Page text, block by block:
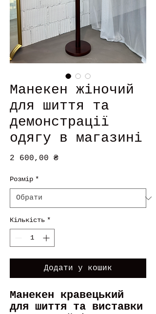
Манекен жіночий
для шиття та
демонстрації
одягу в магазині
2 600,00 ₴Ціна
Розмір *
Кількість *
Додати у кошик
Манекен кравецький
для шиття та виставки